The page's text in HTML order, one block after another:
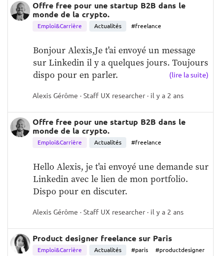
Offre free pour une startup B2B dans le
monde de la crypto.
Emploi&Carrière Actualités #freelance
Bonjour Alexis,Je t'ai envoyé un message
sur Linkedin il y a quelques jours. Toujours
dispo pour en parler.
(lire la suite)
Alexis Gérôme · Staff UX researcher · il y a 2 ans
Offre free pour une startup B2B dans le
monde de la crypto.
Emploi&Carrière Actualités #freelance
Hello Alexis, je t'ai envoyé une demande sur
Linkedin avec le lien de mon portfolio.
Dispo pour en discuter.
Alexis Gérôme · Staff UX researcher · il y a 2 ans
Product designer freelance sur Paris
Emploi&Carrière Actualités #paris
#productdesigner